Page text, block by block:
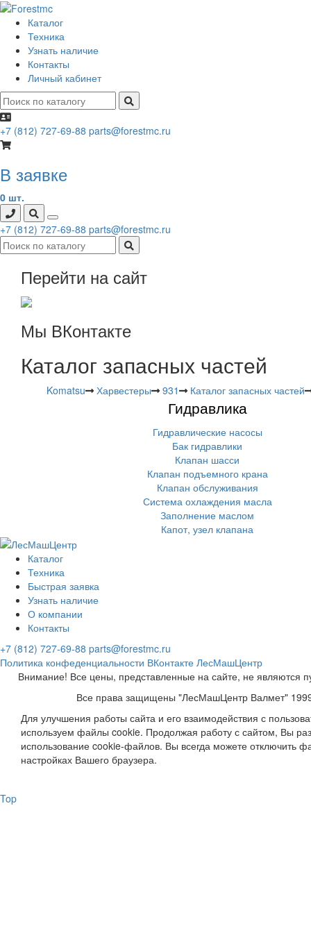
Каталог
Техника
Узнать наличие
Контакты
Личный кабинет
+7 (812) 727-69-88 parts@forestmc.ru
В заявке
0 шт.
+7 (812) 727-69-88 parts@forestmc.ru
Перейти на сайт
Мы ВКонтакте
Каталог запасных частей
Komatsu Харвестеры 931 Каталог запасных частей
Гидравлика
Гидравлические насосы
Бак гидравлики
Клапан шасси
Клапан подъемного крана
Клапан обслуживания
Система охлаждения масла
Заполнение маслом
Капот, узел клапана
Каталог
Техника
Быстрая заявка
Узнать наличие
О компании
Контакты
+7 (812) 727-69-88 parts@forestmc.ru
Политика конфеденциальности ВКонтакте ЛесМашЦентр
Внимание! Все цены, представленные на сайте, не являются
Все права защищены "ЛесМашЦентр Валмет"
Для улучшения работы сайта и его взаимодействия с
используем файлы cookie. Продолжая работу с сайтом, Вы
использование cookie-файлов. Вы всегда можете отключить
настройках Вашего браузера.
Top